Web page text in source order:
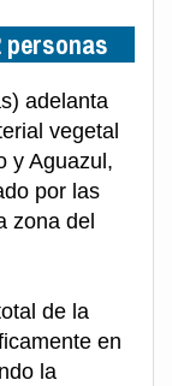
personas
adelanta
vegetal
y Aguazul,
por las
zona del
de la
en
la